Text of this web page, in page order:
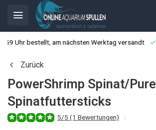
Uhr bestellt, am nächsten Werktag versandt
Zurück
PowerShrimp Spinat/Pure
Spinatfuttersticks
5/5 (1 Bewertungen)